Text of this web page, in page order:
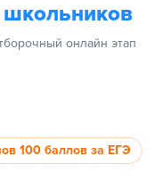
онлайн этап
100 баллов за ЕГЭ